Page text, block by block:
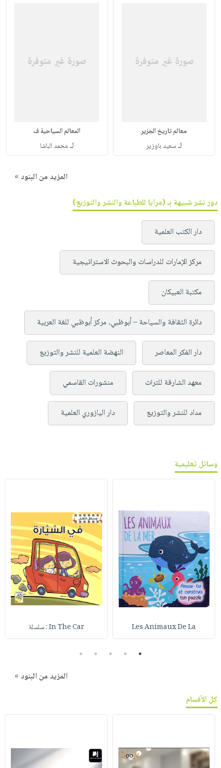
معالم تاريخ الجزير
لـسعيد باوزير
المعالم السياحية ف
لـ محمد الباشا
المزيد من البنود »
دور نشر شبيهة بـ (مرايا للطباعة والنشر والتوزيع)
دار الكتب العلمية
مركز الإمارات للدراسات والبحوث الاستراتيجية
مكتبة العبيكان
دائرة الثقافة والسياحة – أبوظبي، مركز أبوظبي للغة العربية
دار الفكر المعاصر النهضة العلمية للنشر والتوزيع
معهد الشارقة للتراث منشورات القاسمي
مداد للنشر والتوزيع دار اليازوري العلمية
وسائل تعليمية
Les Animaux De La In The Car : سلسلة
1
2
3
4
5
المزيد من البنود »
كل الأقسام